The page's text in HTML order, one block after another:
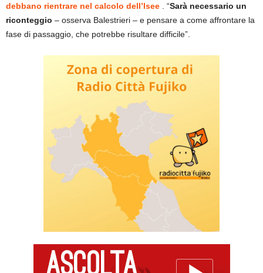
debbano rientrare nel calcolo dell’Isee
. “Sarà necessario un
riconteggio – osserva Balestrieri – e pensare a come affrontare la
fase di passaggio, che potrebbe risultare difficile”.